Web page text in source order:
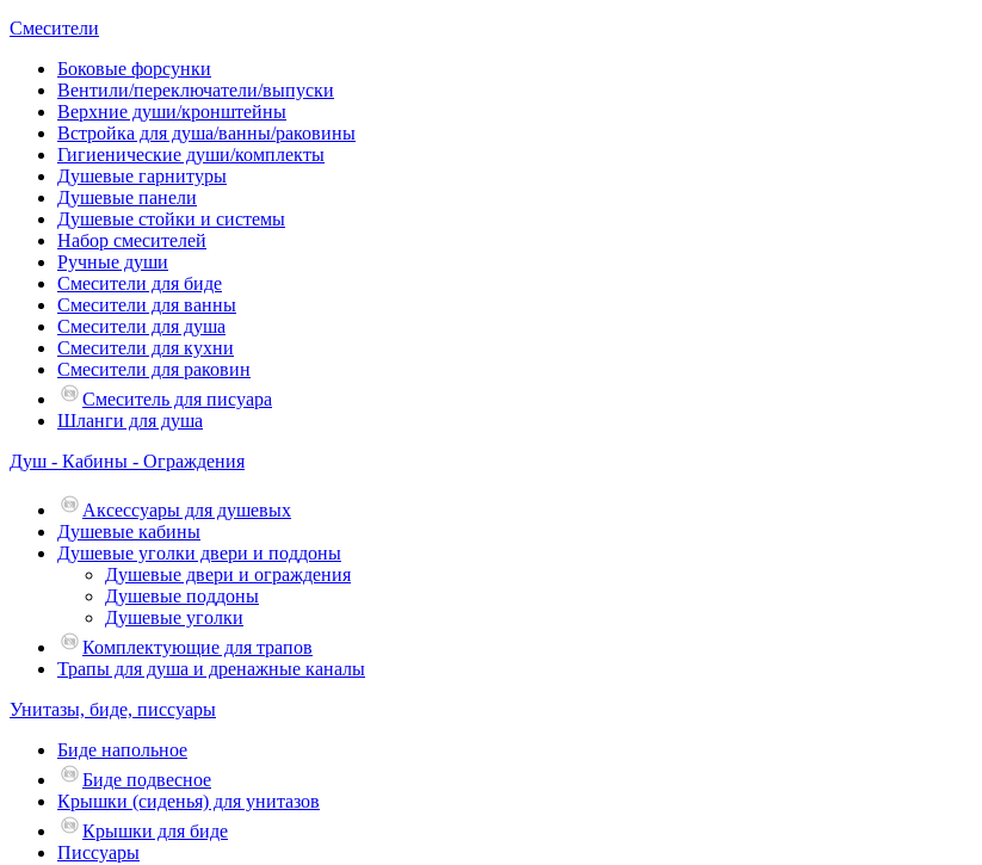
Смесители
Боковые форсунки
Вентили/переключатели/выпуски
Верхние души/кронштейны
Встройка для душа/ванны/раковины
Гигиенические души/комплекты
Душевые гарнитуры
Душевые панели
Душевые стойки и системы
Набор смесителей
Ручные души
Смесители для биде
Смесители для ванны
Смесители для душа
Смесители для кухни
Смесители для раковин
Смеситель для писуара
Шланги для душа
Душ - Кабины - Ограждения
Аксессуары для душевых
Душевые кабины
Душевые уголки двери и поддоны
Душевые двери и ограждения
Душевые поддоны
Душевые уголки
Комплектующие для трапов
Трапы для душа и дренажные каналы
Унитазы, биде, писсуары
Биде напольное
Биде подвесное
Крышки (сиденья) для унитазов
Крышки для биде
Писсуары